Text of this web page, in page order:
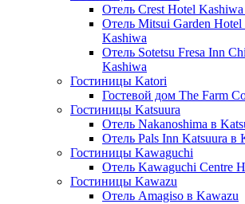
Отель Crest Hotel
Отель Mitsui Garden
Kashiwa
Отель Sotetsu Fresa Inn
Kashiwa
Гостиницы Katori
Гостевой дом The Farm
Гостиницы Katsuura
Отель Nakanoshima в
Отель Pals Inn Katsuura в
Гостиницы Kawaguchi
Отель Kawaguchi Centre
Гостиницы Kawazu
Отель Amagiso в Kawazu